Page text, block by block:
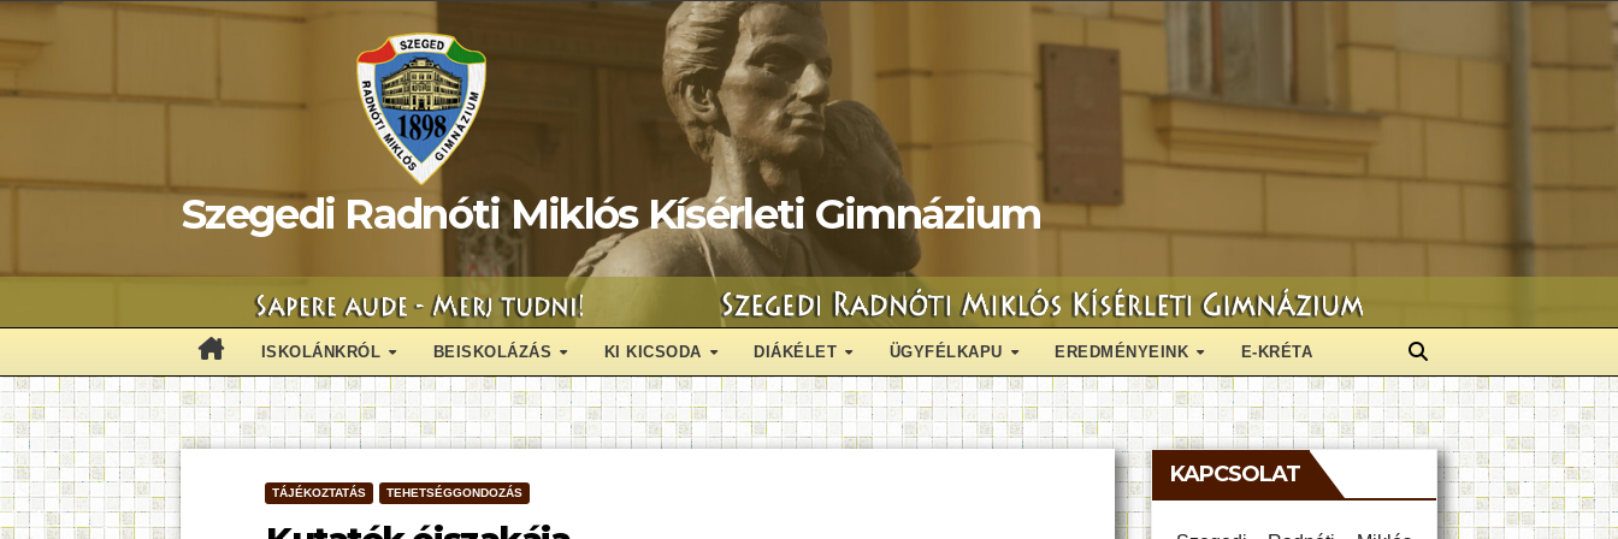
content
Szegedi Radnóti Miklós Kísérleti Gimnázium
ISKOLÁNKRÓL BEISKOLÁZÁS KI KICSODA DIÁKÉLET ÜGYFÉLKAPU EREDMÉNYEINK E-KRÉTA
TÁJÉKOZTATÁS TEHETSÉGGONDOZÁS
KAPCSOLAT